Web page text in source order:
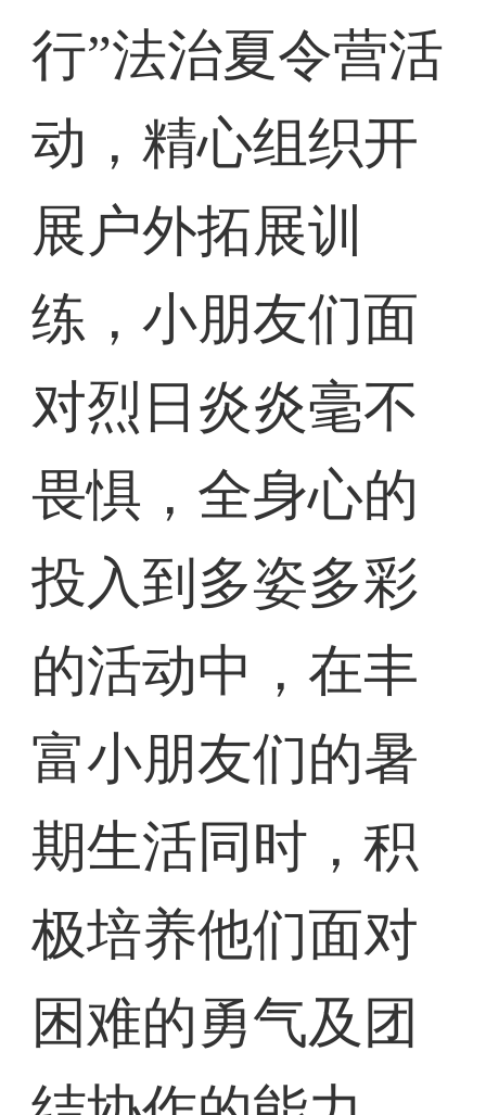
行”法治夏令营活
动，精心组织开
展户外拓展训
练，小朋友们面
对烈日炎炎毫不
畏惧，全身心的
投入到多姿多彩
的活动中，在丰
富小朋友们的暑
期生活同时，积
极培养他们面对
困难的勇气及团